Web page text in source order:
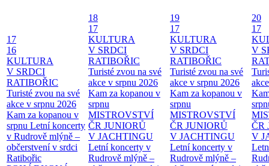
17
16
KULTURA
V SRDCI
RATIBOŘIC
Turisté zvou na své
akce v srpnu 2026
Kam za kopanou v
srpnu Letní koncerty
v Rudrově mlýně –
občerstvení v srdci
Ratibořic
18
17
KULTURA
V SRDCI
RATIBOŘIC
Turisté zvou na své
akce v srpnu 2026
Kam za kopanou v
srpnu
MISTROVSTVÍ
ČR JUNIORŮ
V JACHTINGU
Letní koncerty v
Rudrově mlýně –
19
17
KULTURA
V SRDCI
RATIBOŘIC
Turisté zvou na své
akce v srpnu 2026
Kam za kopanou v
srpnu
MISTROVSTVÍ
ČR JUNIORŮ
V JACHTINGU
Letní koncerty v
Rudrově mlýně –
20
17
V
ČR
V